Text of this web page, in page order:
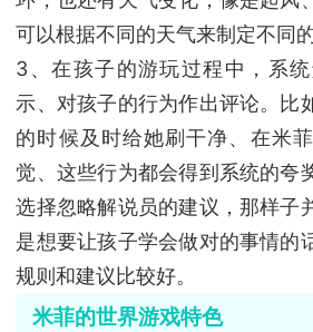
可以根据不同的天气来制定不同的
3、在孩子的游玩过程中，系
示、对孩子的行为作出评论。比
的时候及时给她刷干净、在米
觉、这些行为都会得到系统的夸
选择忽略解说员的建议，那样子
是想要让孩子学会做对的事情的
规则和建议比较好。
米菲的世界游戏特色